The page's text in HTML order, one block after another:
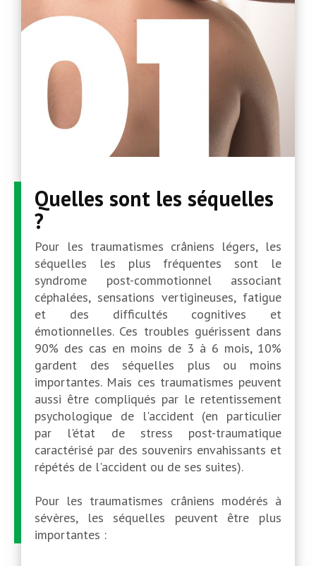
Quelles sont les séquelles
?
Pour les traumatismes crâniens légers, les
séquelles les plus fréquentes sont le
syndrome post-commotionnel associant
céphalées, sensations vertigineuses, fatigue
et des difficultés cognitives et
émotionnelles. Ces troubles guérissent dans
90% des cas en moins de 3 à 6 mois, 10%
gardent des séquelles plus ou moins
importantes. Mais ces traumatismes peuvent
aussi être compliqués par le retentissement
psychologique de l'accident (en particulier
par l'état de stress post-traumatique
caractérisé par des souvenirs envahissants et
répétés de l'accident ou de ses suites).
Pour les traumatismes crâniens modérés à
sévères, les séquelles peuvent être plus
importantes :